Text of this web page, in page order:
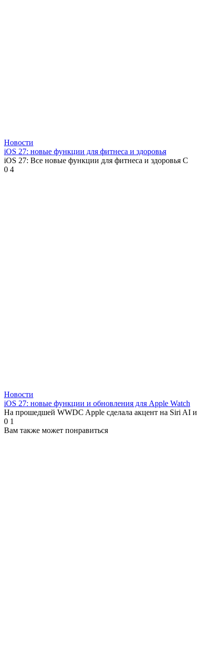
Новости
iOS 27: новые функции для фитнеса и здоровья
iOS 27: Все новые функции для фитнеса и здоровья С
0 4
Новости
iOS 27: новые функции и обновления для Apple Watch
На прошедшей WWDC Apple сделала акцент на Siri AI и
0 1
Вам также может понравиться